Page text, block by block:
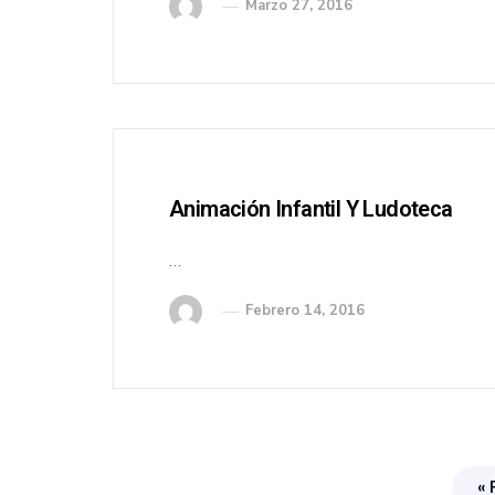
Marzo 27, 2016
Animación Infantil Y Ludoteca
…
Febrero 14, 2016
«